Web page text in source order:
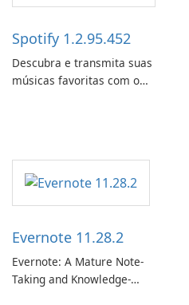
Spotify 1.2.95.452
Descubra e transmita suas
músicas favoritas com o
Evernote 11.28.2
Evernote: A Mature Note-
Taking and Knowledge-